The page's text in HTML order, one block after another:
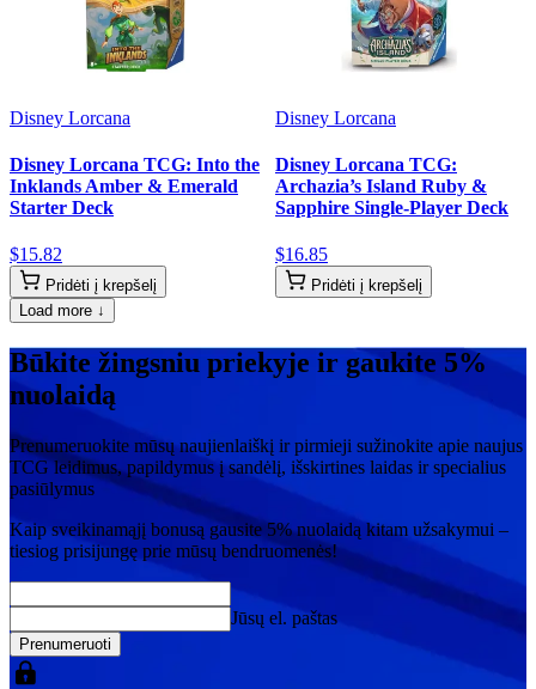
Disney Lorcana
Disney Lorcana TCG: Into the
Inklands Amber & Emerald
Starter Deck
$15.82
Pridėti į krepšelį
Disney Lorcana
Disney Lorcana TCG:
Archazia’s Island Ruby &
Sapphire Single-Player Deck
$16.85
Pridėti į krepšelį
Load more ↓
Būkite žingsniu priekyje ir gaukite 5%
nuolaidą
Prenumeruokite mūsų naujienlaiškį ir pirmieji sužinokite apie naujus
TCG leidimus, papildymus į sandėlį, išskirtines laidas ir specialius
pasiūlymus
Kaip sveikinamąjį bonusą gausite 5% nuolaidą kitam užsakymui –
tiesiog prisijungę prie mūsų bendruomenės!
Jūsų el. paštas
Prenumeruoti